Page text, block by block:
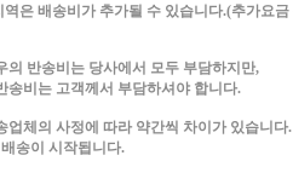
은 배송비가 추가될 수 있습니다.(추가요금
의 반송비는 당사에서 모두 부담하지만,
송비는 고객께서 부담하셔야 합니다.
업체의 사정에 따라 약간씩 차이가 있습니다.
송이 시작됩니다.